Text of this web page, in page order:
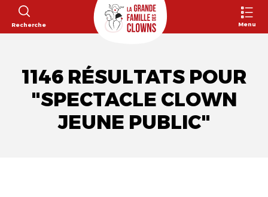
Recherche Menu
1146 RÉSULTATS POUR
"SPECTACLE CLOWN
JEUNE PUBLIC"